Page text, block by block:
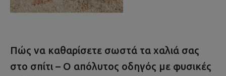
Πώς να καθαρίσετε σωστά τα χαλιά σας
στο σπίτι – Ο απόλυτος οδηγός με φυσικές